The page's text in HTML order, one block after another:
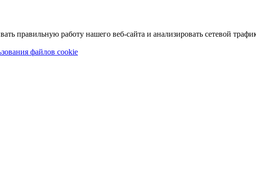
правильную работу нашего веб-сайта и анализировать сетевой
файлов cookie